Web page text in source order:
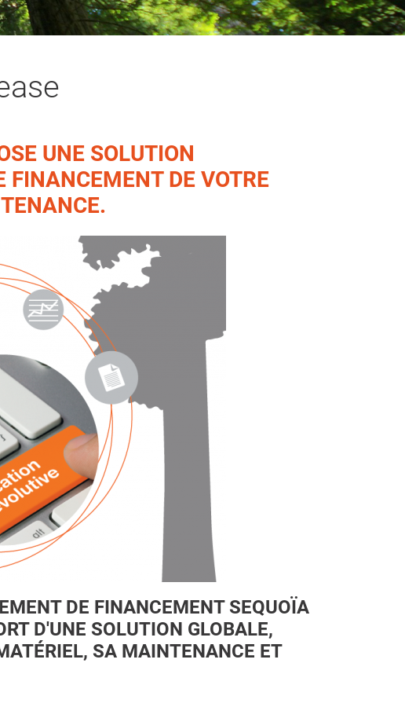
UNE SOLUTION
FINANCEMENT DE VOTRE
DE FINANCEMENT SEQUOÏA
D'UNE SOLUTION GLOBALE,
SA MAINTENANCE ET